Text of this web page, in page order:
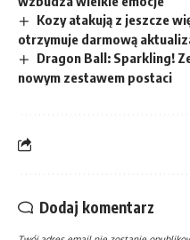
Kozy atakują z jeszcze
otrzymuje darmową
Dragon Ball: Sparkling!
nowym zestawem postaci
Dodaj komentarz